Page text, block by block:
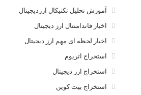
آموزش تحلیل تکنیکال ارزدیجیتال
اخبار فاندامنتال ارز دیجیتال
اخبار لحظه ای مهم ارز دیجیتال
استخراج اتریوم
استخراج ارز دیجیتال
استخراج بیت کوین